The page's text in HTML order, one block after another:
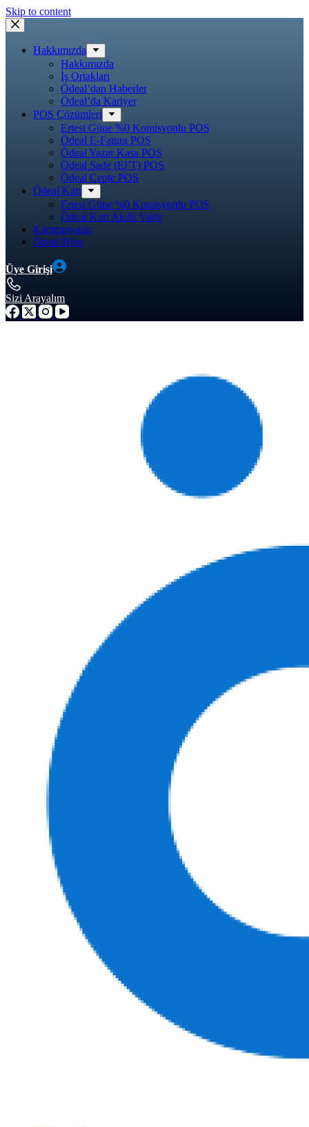
Skip to content
Hakkımızda
Hakkımızda
İş Ortakları
Ödeal’dan Haberler
Ödeal’da Kariyer
POS Çözümleri
Ertesi Güne %0 Komisyonlu POS
Ödeal E-Fatura POS
Ödeal Yazar Kasa POS
Ödeal Sade (EFT) POS
Ödeal Cepte POS
Ödeal Kart
Ertesi Güne %0 Komisyonlu POS
Ödeal Kart Akıllı Valör
Kampanyalar
Ödeal Blog
Üye Girişi
Sizi Arayalım